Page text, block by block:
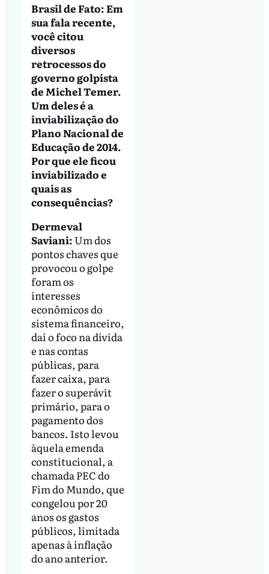
Brasil de Fato: Em
sua fala recente,
você citou
diversos
retrocessos do
governo golpista
de Michel Temer.
Um deles é a
inviabilização do
Plano Nacional de
Educação de 2014.
Por que ele ficou
inviabilizado e
quais as
consequências?
Dermeval
Saviani:Um dos
pontos chaves que
provocou o golpe
foram os
interesses
econômicos do
sistema financeiro,
daí o foco na dívida
e nas contas
públicas, para
fazer caixa, para
fazer o superávit
primário, para o
pagamento dos
bancos. Isto levou
àquela emenda
constitucional, a
chamada PEC do
Fim do Mundo, que
congelou por 20
anos os gastos
públicos, limitada
apenas à inflação
do ano anterior.